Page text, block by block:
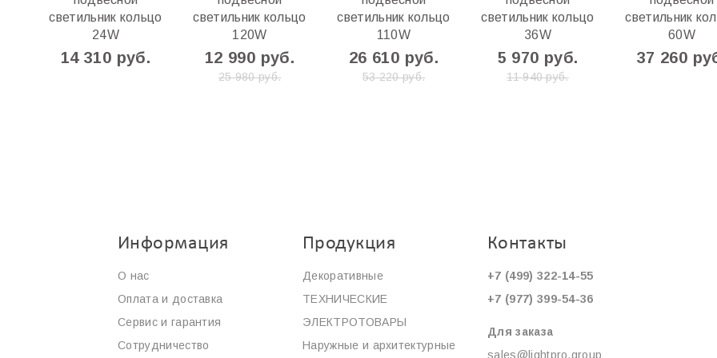
светильник кольцо
24W
14 310 руб.
светильник кольцо
120W
12 990 руб.
25 980 руб.
светильник кольцо
110W
26 610 руб.
53 220 руб.
светильник кольцо
36W
5 970 руб.
11 940 руб.
светильник
60W
37 260
Информация
О нас
Оплата и доставка
Сервис и гарантия
Сотрудничество
Продукция
Декоративные
ТЕХНИЧЕСКИЕ
ЭЛЕКТРОТОВАРЫ
Наружные и архитектурные
Контакты
+7 (499) 322-14-55
+7 (977) 399-54-36
Для заказа
sales@lightpro.group